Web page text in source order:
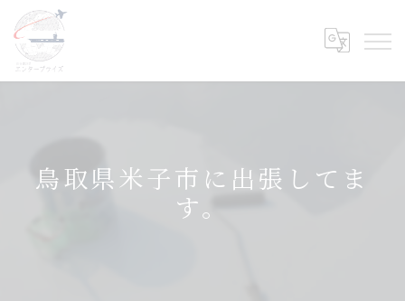
鳥取県米子市に出張してま
す。